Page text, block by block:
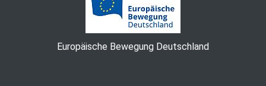
Europäische Bewegung Deutschland